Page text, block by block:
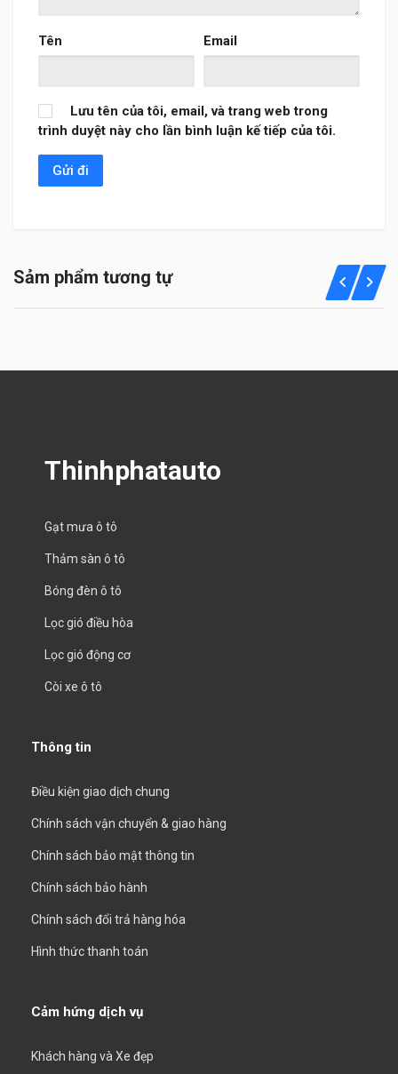
Tên Email
Lưu tên của tôi, email, và trang web trong
trình duyệt này cho lần bình luận kế tiếp của tôi.
Sảm phẩm tương tự
Thinhphatauto
Gạt mưa ô tô
Thảm sàn ô tô
Bóng đèn ô tô
Lọc gió điều hòa
Lọc gió động cơ
Còi xe ô tô
Thông tin
Điều kiện giao dịch chung
Chính sách vận chuyển & giao hàng
Chính sách bảo mật thông tin
Chính sách bảo hành
Chính sách đổi trả hàng hóa
Hình thức thanh toán
Cảm hứng dịch vụ
Khách hàng và Xe đẹp